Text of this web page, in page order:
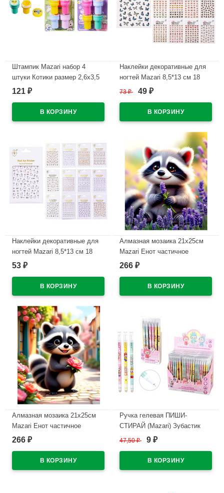
Штампик Mazari набор 4
штуки Котики размер 2,6х3,5
см арт.M-20738
121 ₽
Наклейки декоративные для
ногтей Mazari 8,5*13 см 18
дизайнов ассортимент арт.M-
73₽ 49 ₽
Наклейки декоративные для
ногтей Mazari 8,5*13 см 18
дизайнов ассортимент арт.M-
53 ₽
Алмазная мозаика 21х25см
Mazari Енот частичное
заполнение с мольбертом
266 ₽
Алмазная мозаика 21х25см
Mazari Енот частичное
заполнение с мольбертом
266 ₽
Ручка гелевая ПИШИ-
СТИРАЙ (Mazari) Зубастик
синий, 0,38мм арт.M-5856-70
47,50₽ 9 ₽